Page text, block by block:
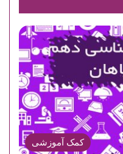
کمک آموزشی